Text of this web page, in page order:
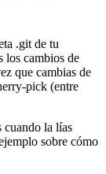
.git de tu
los cambios de
que cambias de
pick (entre
cuando la lías
sobre cómo